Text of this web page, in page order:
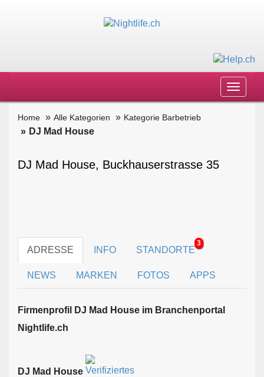
Toggle
Home Alle Kategorien Kategorie Barbetrieb
DJ Mad House
DJ Mad House, Buckhauserstrasse 35
ADRESSE INFO STANDORTE
3
NEWS MARKEN FOTOS APPS
Firmen­profil DJ Mad House im Branchen­portal
Nightlife.ch
DJ Mad House